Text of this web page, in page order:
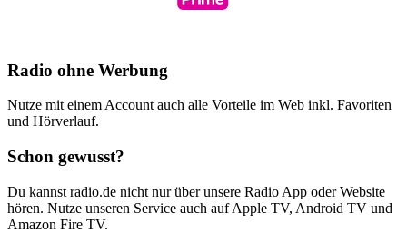
Radio ohne Werbung
Nutze mit einem Account auch alle Vorteile im Web inkl. Favoriten
und Hörverlauf.
Schon gewusst?
Du kannst radio.de nicht nur über unsere Radio App oder Website
hören. Nutze unseren Service auch auf Apple TV, Android TV und
Amazon Fire TV.